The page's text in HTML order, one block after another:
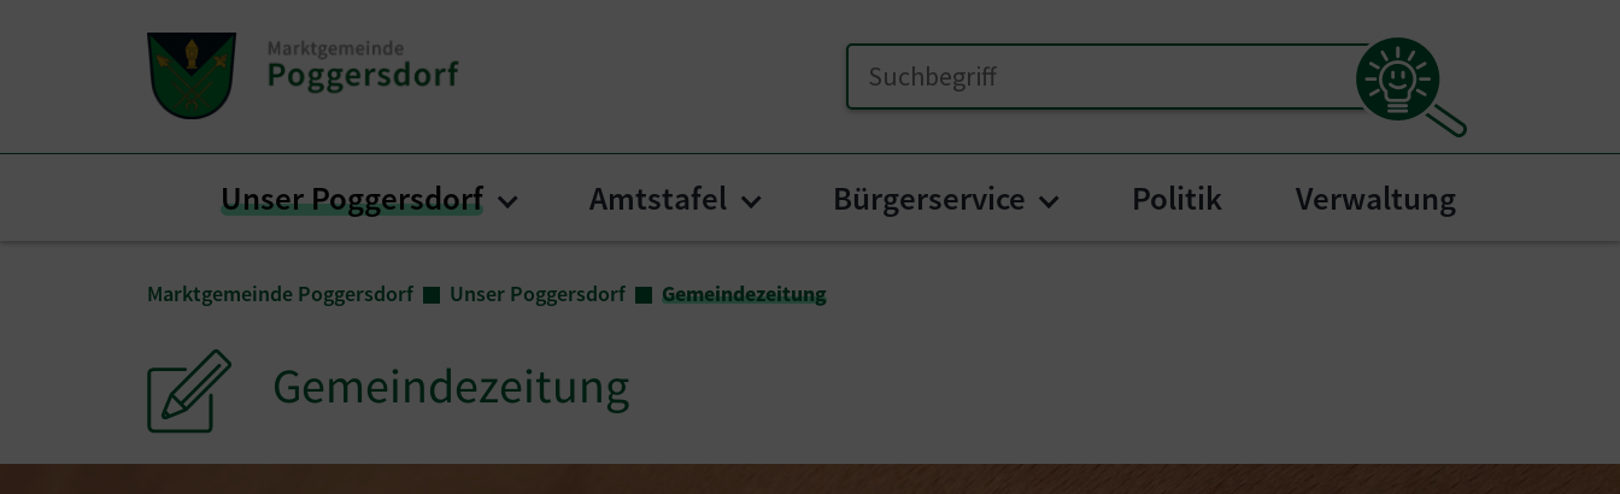
Unser Poggersdorf Submenu for "Unser Poggersdorf"
Amtstafel Submenu for "Amtstafel"
Bürgerservice Submenu for "Bürgerservice"
Politik Verwaltung
Marktgemeinde Poggersdorf Unser Poggersdorf Gemeindezeitung
Gemeindezeitung